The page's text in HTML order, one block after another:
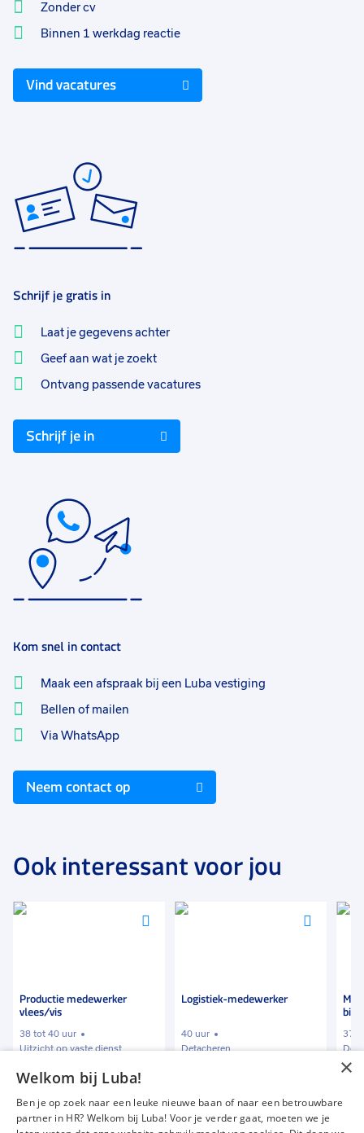
Zonder cv
Binnen 1 werkdag reactie
Vind vacatures
Schrijf je gratis in
Laat je gegevens achter
Geef aan wat je zoekt
Ontvang passende vacatures
Schrijf je in
Kom snel in contact
Maak een afspraak bij een Luba vestiging
Bellen of mailen
Via WhatsApp
Neem contact op
Ook interessant voor jou
Voeg
Productie medewerker
vlees/vis
38 tot 40 uur
Uitzicht op vaste dienst
€ 11,75-€ 12,50 p.u.
Voeg
Logistiek-medewerker
40 uur
Detacheren
37
€
×
Welkom bij Luba!
Ben je op zoek naar een leuke nieuwe baan of naar een betrouwbare
partner in HR? Welkom bij Luba! Voor je verder gaat, moeten we je